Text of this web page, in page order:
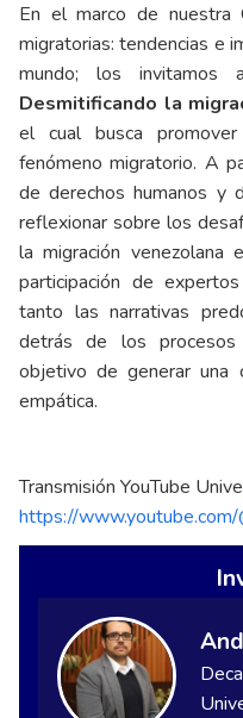
En el marco de nuestra
migratorias: tendencias e
mundo; los invitamos
Desmitificando la
el cual busca
fenómeno migratorio. A
de derechos humanos y
reflexionar sobre los
la migración venezolana
participación de
tanto las narrativas
detrás de los
objetivo de generar una
empática.
Transmisión YouTube
https://